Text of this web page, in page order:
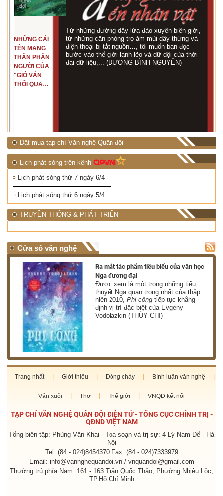
NHỮNG CÁI
TÊN MANG
THÂN PHẬN
NGƯỜI CỦA
"GIÓ VẪN
THỔI QUA
Từ những đường dây lừa đảo xuyên biên giới,
từ những căn phòng trọ ám mùi dây thừng và
điện thoại bị tắt nguồn…, tôi muốn bạn đọc
bước vào thế giới lạnh lẽo và dữ dội của thời
đại dữ liệu,... (DƯƠNG BÌNH NGUYÊN)
Đặt mua tạp chí Văn nghệ Quân đội
Lịch phát sóng trên kênh
Lịch phát sóng thứ 7 ngày 6/4
Lịch phát sóng thứ 6 ngày 5/4
TRUYỀN THÔNG & PHÁT TRIỂN
Cửa sổ văn nghệ
Ra mắt tác phẩm tiêu biểu của văn học
Nga đương đại
Được xem là một trong những tiểu
thuyết Nga quan trọng nhất của thập
niên 2010,Phi công tiếp tục khẳng
định vị trí đặc biệt của Evgeny
Vodolazkin (THÙY CHI)
Trang nhất Giới thiệu Dòng chảy Bình luận văn nghệ
Văn xuôi Thơ Thế giới VNQĐ kết nối
TẠP CHÍ VĂN NGHỆ QUÂN ĐỘI ĐIỆN TỬ - TỔNG CỤC CHÍNH TRỊ -
QĐND VIỆT NAM
Tổng biên tập: Phùng Văn Khai - Tòa soạn và trị sự: 4 Lý Nam Đế - Hà
Nội
Tel: (84 - 024)8454370 Fax: (84 - 024)7333979
Email: info@vannghequandoi.vn / vnquandoi@gmail.com
Thường trú phía Nam: 161 - 163 Trần Quốc Thảo, Phường Nhiêu Lộc,
TP.Hồ Chí Minh